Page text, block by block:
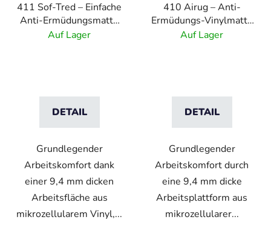
411 Sof-Tred – Einfache
Anti-Ermüdungsmatte
mit Kieselmuster –
Auf Lager
DETAIL
Grundlegender
Arbeitskomfort dank
einer 9,4 mm dicken
Arbeitsfläche aus
mikrozellularem Vinyl,...
410 Airug – Anti-
Ermüdungs-Vinylmatte
mit Rippenmuster –
Auf Lager
DETAIL
Grundlegender
Arbeitskomfort durch
eine 9,4 mm dicke
Arbeitsplattform aus
mikrozellularer...